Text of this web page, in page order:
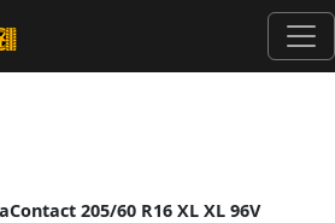
205/60 R16 XL XL 96V